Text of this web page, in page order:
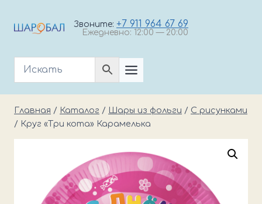
Звоните: +7 911 964 67 69
Ежедневно: 12:00 — 20:00
Главная / Каталог / Шары из фольги / С рисунками
/ Круг «Три кота» Карамелька